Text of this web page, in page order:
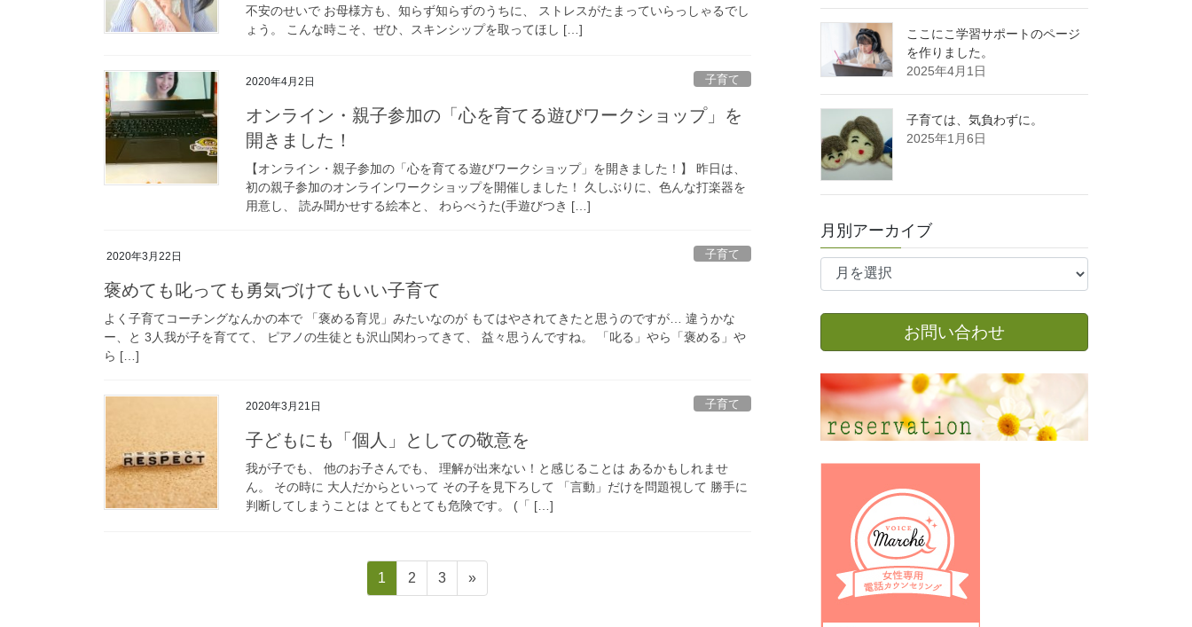
不安のせいで お母様方も、知らず知らずのうちに、 ストレスがたまっていらっしゃるでし
ょう。 こんな時こそ、ぜひ、スキンシップを取ってほし […]
2020年4月2日 子育て
オンライン・親子参加の「心を育てる遊びワークショップ」を
開きました！
【オンライン・親子参加の「心を育てる遊びワークショップ」を開きました！】 昨日は、
初の親子参加のオンラインワークショップを開催しました！ 久しぶりに、色んな打楽器を
用意し、 読み聞かせする絵本と、 わらべうた(手遊びつき […]
2020年3月22日 子育て
褒めても叱っても勇気づけてもいい子育て
よく子育てコーチングなんかの本で 「褒める育児」みたいなのが もてはやされてきたと思うのですが… 違うかな
ー、と 3人我が子を育てて、 ピアノの生徒とも沢山関わってきて、 益々思うんですね。 「叱る」やら「褒める」や
ら […]
2020年3月21日 子育て
子どもにも「個人」としての敬意を
我が子でも、 他のお子さんでも、 理解が出来ない！と感じることは あるかもしれませ
ん。 その時に 大人だからといって その子を見下ろして 「言動」だけを問題視して 勝手に
判断してしまうことは とてもとても危険です。 (「 […]
固
定
1
固
定
2
固
定
3 »
ここにこ学習サポートのページ
を作りました。
2025年4月1日
子育ては、気負わずに。
2025年1月6日
月別アーカイブ
月
ー
ブ
お問い合わせ